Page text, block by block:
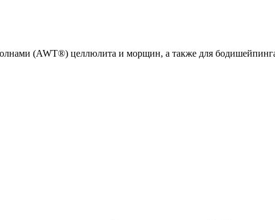
(AWT®) целлюлита и морщин, а также для